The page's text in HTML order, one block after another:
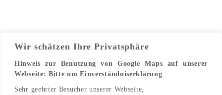
Wir schätzen Ihre Privatsphäre
Hinweis zur Benutzung von Google Maps auf unserer
Webseite: Bitte um Einverständniserklärung
Sehr geehrter Besucher unserer Webseite,
Trockenbau
Adresse